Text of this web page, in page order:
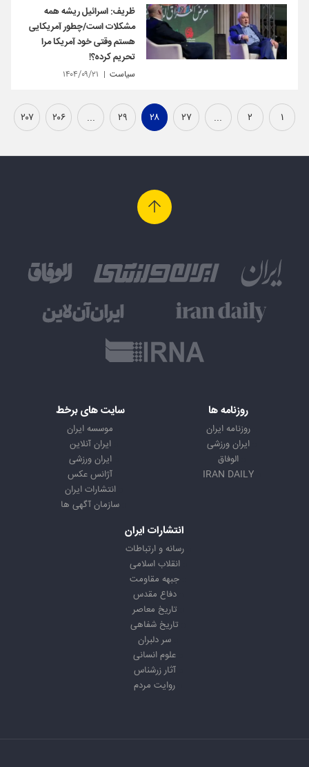
ظریف: اسرائیل ریشه همه
مشکلات است/چطور آمریکایی
هستم وقتی خود آمریکا مرا
تحریم کرده؟!
سیاست ۱۴۰۴/۰۹/۲۱
۱ ۲ ... ۲۷ ۲۸ ۲۹ ... ۲۰۶ ۲۰۷
روزنامه ها
روزنامه ایران
ایران ورزشی
الوفاق
IRAN DAILY
سایت های برخط
موسسه ایران
ایران آنلاین
ایران ورزشی
آژانس عکس
انتشارات ایران
سازمان آگهی ها
انتشارات ایران
رسانه و ارتباطات
انقلاب اسلامی
جبهه مقاومت
دفاع مقدس
تاریخ معاصر
تاریخ شفاهی
سر دلبران
علوم انسانی
آثار زرشناس
روایت مردم